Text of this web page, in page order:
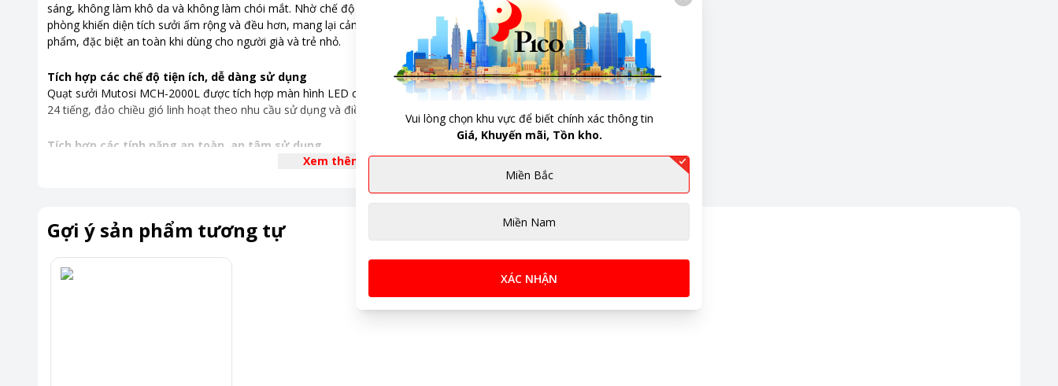
sáng, không làm khô da và không làm chói mắt. Nhờ chế độ đối lưu nhiệt, khí nóng được luân chuyển khắp
phòng khiến diện tích sưởi ấm rộng và đều hơn, mang lại cảm giác dễ chịu trong suốt quá trinh sử dụng sản
phẩm, đặc biệt an toàn khi dùng cho người già và trẻ nhỏ.
Tích hợp các chế độ tiện ích, dễ dàng sử dụng
Quạt sưởi Mutosi MCH-2000L được tích hợp màn hình LED cảm ứng thông minh, chế độ hẹn giờ liên tục lên tới
24 tiếng, đảo chiều gió linh hoạt theo nhu cầu sử dụng và điều khiển từ xa tiện dụng.
Tích hợp các tính năng an toàn, an tâm sử dụng
Quạt sưởi Mutosi MCH-2000L an toàn tuyệt đối khi sử dụng nhờ được trang bị rơ-le cảm biến có khả năng tự
động ngắt khi nghiêng/đổ. Tích hợp tính năng tự động ngắt khi quá nhiệt, quạt sưởi sẽ tự động ngắt nguồn điện
khi điện áp tăng cao và nhiệt độ cao bất thường, đảm bảo không xảy ra các sự cố chập cháy điện.
Xem thêm
Gợi ý sản phẩm tương tự
Vui lòng chọn khu vực để biết chính xác thông tin
Giá, Khuyến mãi, Tồn kho.
Miền Bắc
Miền Nam
XÁC NHẬN